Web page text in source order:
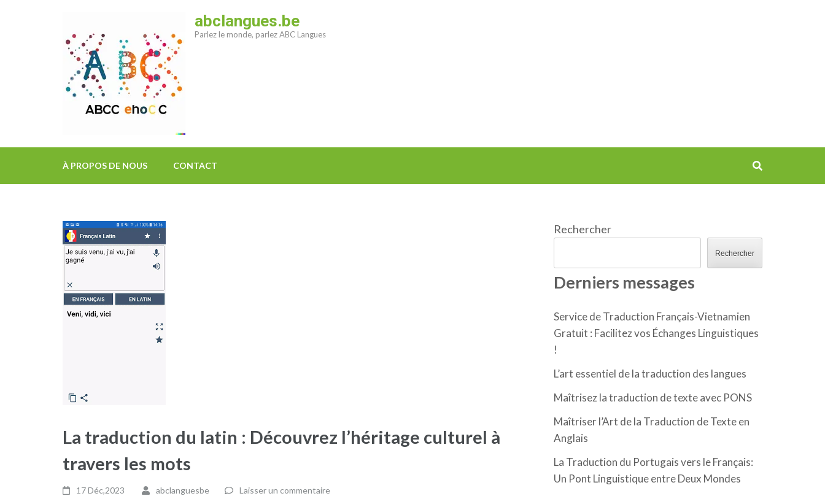
abclangues.be
Parlez le monde, parlez ABC Langues
À PROPOS DE NOUS CONTACT
La traduction du latin : Découvrez l’héritage culturel à
travers les mots
17 Déc,2023 abclanguesbe Laisser un commentaire
Rechercher
Rechercher
Derniers messages
Service de Traduction Français-Vietnamien
Gratuit : Facilitez vos Échanges Linguistiques
!
L’art essentiel de la traduction des langues
Maîtrisez la traduction de texte avec PONS
Maîtriser l’Art de la Traduction de Texte en
Anglais
La Traduction du Portugais vers le Français:
Un Pont Linguistique entre Deux Mondes